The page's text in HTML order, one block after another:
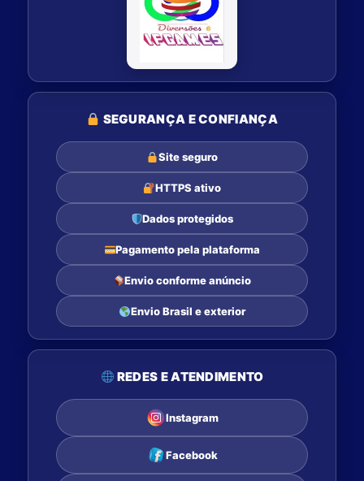
SEGURANÇA E CONFIANÇA
Site seguro
HTTPS ativo
Dados protegidos
Pagamento pela plataforma
Envio conforme anúncio
Envio Brasil e exterior
REDES E ATENDIMENTO
Instagram
Facebook